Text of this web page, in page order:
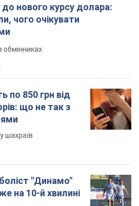
нового курсу долара:
чого очікувати
обмінниках
по 850 грн від
що не так з
шахраїв
"Динамо"
на 10-й хвилині